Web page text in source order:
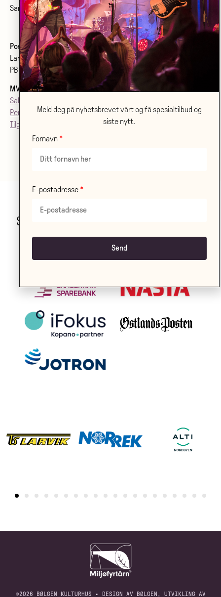
Sanden 2, 3264 Larvik
Postadresse:
Larvik kulturhus Bølgen KF
PB 2020, 3255 Larvik
MVA
: 992079142
Salgsvilkår
Personvern
Tilgjenglighetsærklæring
Stor takk til våre samarbeidspartnere!
SAMARBEIDSPARTNERE HER
©2026 BØLGEN KULTURHUS • DESIGN AV BØLGEN, UTVIKLING AV
Meld deg på nyhetsbrevet vårt og få spesialtilbud og
siste nytt.
Fornavn
E-postadresse